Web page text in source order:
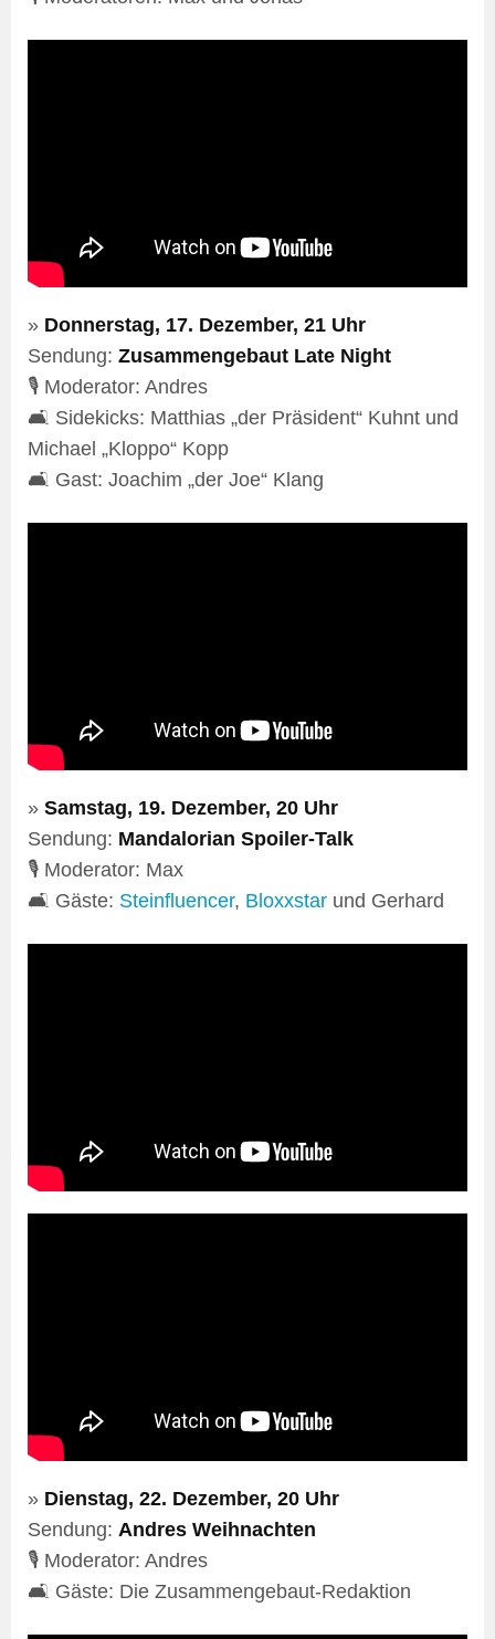
» Donnerstag, 17. Dezember, 21 Uhr
Sendung: Zusammengebaut Late Night
🎙️ Moderator: Andres
🛋️ Sidekicks: Matthias „der Präsident“ Kuhnt und
Michael „Kloppo“ Kopp
🛋️ Gast: Joachim „der Joe“ Klang
» Samstag, 19. Dezember, 20 Uhr
Sendung: Mandalorian Spoiler-Talk
🎙️ Moderator: Max
🛋️ Gäste: Steinfluencer, Bloxxstar und Gerhard
» Dienstag, 22. Dezember, 20 Uhr
Sendung: Andres Weihnachten
🎙️ Moderator: Andres
🛋️ Gäste: Die Zusammengebaut-Redaktion